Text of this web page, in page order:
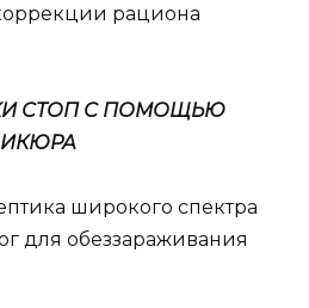
рациона
СТОП С ПОМОЩЬЮ
широкого спектра
для обеззараживания